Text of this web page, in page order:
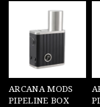
ARCANA MODS
PIPELINE BOX